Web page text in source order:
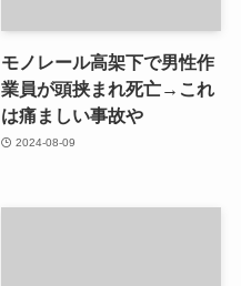
モノレール高架下で男性作
業員が頭挟まれ死亡→これ
は痛ましい事故や
2024-08-09